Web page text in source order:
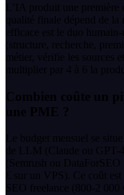
L’IA produit une première
qualité finale dépend de la
efficace est le duo
(structure, recherche,
métier, vérifie les sources
multiplier par 4 à 6 la
Combien coûte un
une PME ?
Le budget mensuel se
de LLM (Claude ou GPT-
(Semrush ou
€ sur un VPS). Ce coût est
SEO freelance (800-2 000